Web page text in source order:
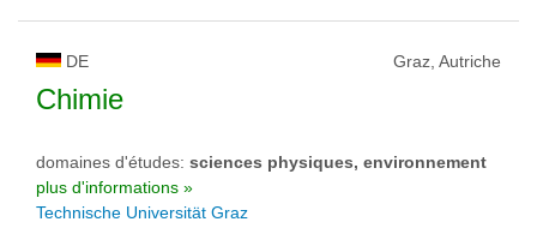
DE Graz, Autriche
Chimie
domaines d'études: sciences physiques, environnement
plus d'informations »
Technische Universität Graz